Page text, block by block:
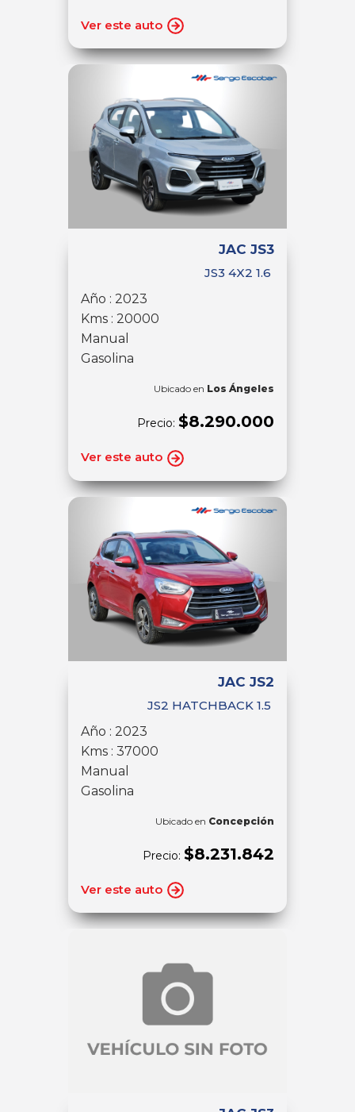
Ver este auto
JAC JS3
JS3 4X2 1.6
Año : 2023
Kms : 20000
Manual
Gasolina
Ubicado en Los Ángeles
Precio: $8.290.000
Ver este auto
JAC JS2
JS2 HATCHBACK 1.5
Año : 2023
Kms : 37000
Manual
Gasolina
Ubicado en Concepción
Precio: $8.231.842
Ver este auto